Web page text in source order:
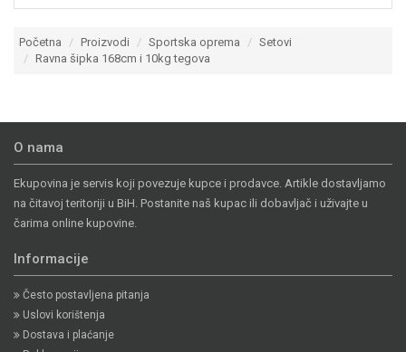
Početna Proizvodi Sportska oprema
Setovi
Ravna šipka 168cm i 10kg tegova
O nama
Ekupovina je servis koji povezuje kupce i prodavce. Artikle dostavljamo
na čitavoj teritoriji u BiH. Postanite naš kupac ili dobavljač i uživajte u
čarima online kupovine.
Informacije
Često postavljena pitanja
Uslovi korištenja
Dostava i plaćanje